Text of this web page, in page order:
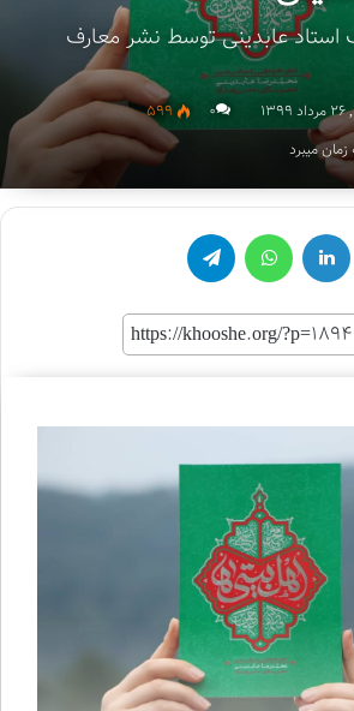
استاد عابدینی توسط نشر معارف
۰
599
لینکدین واتس آپ تلگرام